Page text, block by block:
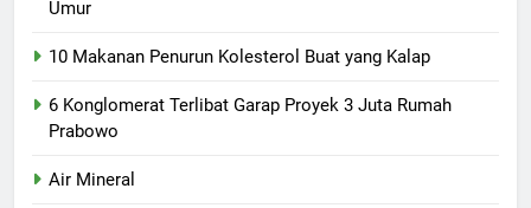
Umur
10 Makanan Penurun Kolesterol Buat yang Kalap
6 Konglomerat Terlibat Garap Proyek 3 Juta Rumah
Prabowo
Air Mineral